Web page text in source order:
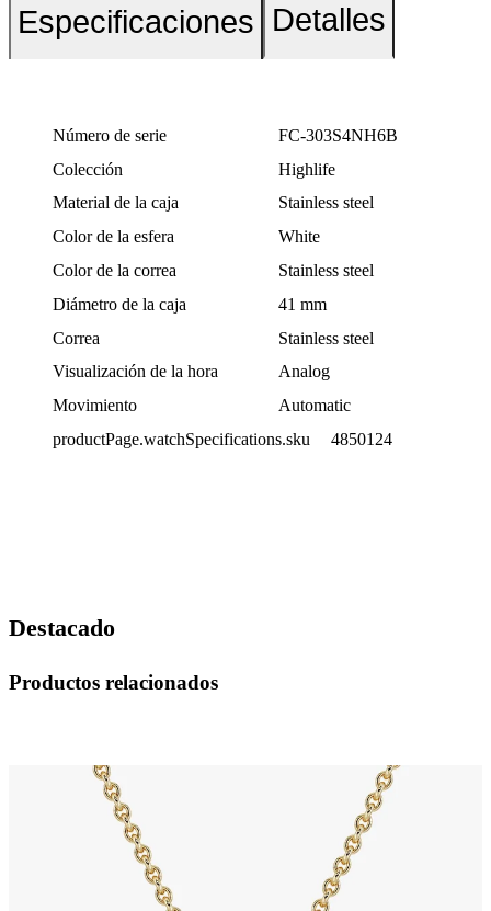
Especificaciones Detalles
Número de serie
FC-303S4NH6B
Colección
Highlife
Material de la caja
Stainless steel
Color de la esfera
White
Color de la correa
Stainless steel
Diámetro de la caja
41 mm
Correa
Stainless steel
Visualización de la hora
Analog
Movimiento
Automatic
productPage.watchSpecifications.sku
4850124
Destacado
Productos relacionados